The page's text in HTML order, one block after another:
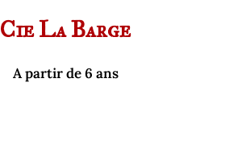
Cie La Barge
A partir de 6 ans